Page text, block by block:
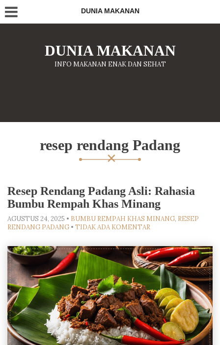
DUNIA MAKANAN
DUNIA MAKANAN
INFO MAKANAN ENAK DAN SEHAT
resep rendang Padang
Resep Rendang Padang Asli: Rahasia
Bumbu Rempah Khas Minang
AGUSTUS 24, 2025 • BUMBU REMPAH KHAS MINANG, RESEP
RENDANG PADANG • TIDAK ADA KOMENTAR